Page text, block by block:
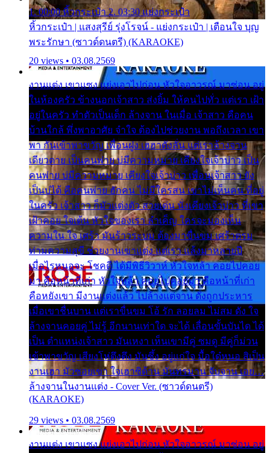
1. 00:00 หิ้วกระเป๋า 2. 03:30 แย่งกระเป๋า
หิ้วกระเป๋า | แสงสุรีย์ รุ่งโรจน์ - แย่งกระเป๋า | เตือนใจ บุญ
พระรักษา (ซาวด์ดนตรี) (KARAOKE)
20 views • 03.08.2569
งานแต่ง เขาแซง แย่งเอาไปก่อน หัวใจอาวรณ์ มาซ่อน อยู่
ในห้องครัว ข้างนอกเจ้าสาว ส่งยิ้ม ให้คนไปทั่ว แต่เรา เฝ้า
อยู่ในครัว ทำตัวเป็นเด็ก ล้างจาน ในเมื่อ เจ้าสาว คือคน
บ้านใกล้ พึ่งพาอาศัย จำใจ ต้องไปช่วยงาน พอถึงเวลา เขา
พา กันเข้าพาขวัญ เพื่อนฝูง เฮฮาดังลั่น แต่เราล้างจาน
เดียวดาย เป็นคนพ่าย บ่มีความหมาย เคียงใจเจ้าบ่าว เป็น
คนพ่าย บ่มีความหมาย เคียงใจเจ้าบ่าว เพื่อนเจ้าสาว ยัง
เป็นบ่ได้ คือคนพ่าย ฮักคน ไม่มีใครสน เขาไม่เห็นคน ที่อยู่
ในครัว เจ้าสาว ก็มัวแต่งตัว สวยเด่น นั่งเคียงเจ้าบ่าว ที่เขา
เฝ้าคอย ใจเต้น หัวใจของเรา ลำเค็ญ ใครจะมองเห็น
ความใน ใจ เศร้า มันร้าวระบม ต้องมาขื่นขม เศร้าตรม
ท่ามความสุขี ช่วยงานเขาแต่ง แต่เรา แล้งมาหลายปี
เมื่อไรหนอจะ โชคดี ได้มีพิธีวิวาห์ หัวใจหล้า คอยไปคอย
มา คือหน้าที่เก่า หัวใจหล้า คอยไปคอยมา คือหน้าที่เก่า
คือหยังเขา มีงานแต่งแล้ว ไปล้างแต่จาน ดั่งถูกประหาร
เมื่อเขาชื่นบาน แต่เราขื่นขม โอ้ รัก ลอยลม ไม่สม ดัง ใจ
ล้างจานคอยคู่ ไม่รู้ อีกนานเท่าใด จะได้ เลื่อนขั้นบันได ได้
เป็น ตำแหน่งเจ้าสาว มันเหงา เห็นเขามีคู่ ซมดู มีคู่ก็ม่วน
เข้าพาขวัญ เสียงโห่ตึงตึง มันซึ้ง อยู่แก่ใจ มื้อใด๋หนอ สิเป็น
งานเฮา มัวซอยเขา ใจเฮาซิด้าน มันทรมาน จับจาน เอย…
ล้างจานในงานแต่ง - Cover Ver. (ซาวด์ดนตรี)
(KARAOKE)
29 views • 03.08.2569
งานแต่ง เขาแซง แย่งเอาไปก่อน หัวใจอาวรณ์ มาซ่อน อยู่